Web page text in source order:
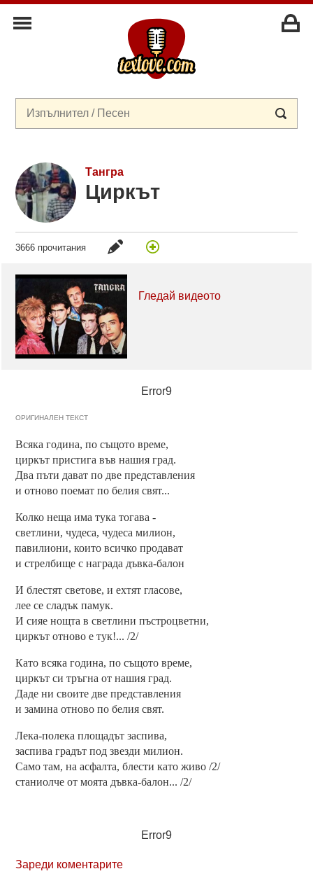
Тангра
Циркът
3666 прочитания
Гледай видеото
Error9
ОРИГИНАЛЕН ТЕКСТ
Всяка година, по същото време,
циркът пристига във нашия град.
Два пъти дават по две представления
и отново поемат по белия свят...
Колко неща има тука тогава -
светлини, чудеса, чудеса милион,
павилиони, които всичко продават
и стрелбище с награда дъвка-балон
И блестят светове, и ехтят гласове,
лее се сладък памук.
И сияе нощта в светлини пъстроцветни,
циркът отново е тук!... /2/
Като всяка година, по същото време,
циркът си тръгна от нашия град.
Даде ни своите две представления
и замина отново по белия свят.
Лека-полека площадът заспива,
заспива градът под звезди милион.
Само там, на асфалта, блести като живо /2/
станиолче от моята дъвка-балон... /2/
Error9
Зареди коментарите